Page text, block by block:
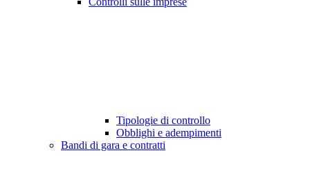
Tipologie di controllo
Obblighi e adempimenti
Bandi di gara e contratti